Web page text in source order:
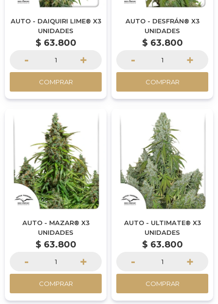
AUTO - DAIQUIRI LIME® X3
UNIDADES
$ 63.800
- +
COMPRAR
AUTO - DESFRÁN® X3
UNIDADES
$ 63.800
- +
COMPRAR
AUTO - MAZAR® X3
UNIDADES
$ 63.800
- +
COMPRAR
AUTO - ULTIMATE® X3
UNIDADES
$ 63.800
- +
COMPRAR